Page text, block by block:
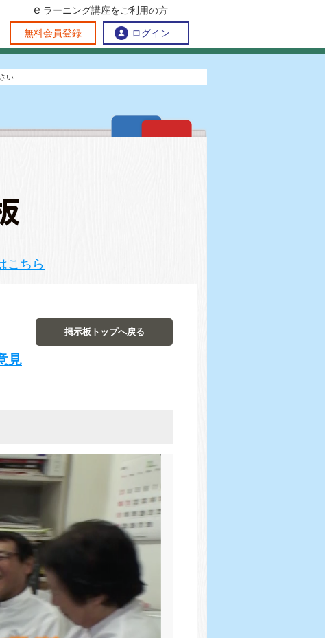
すすめする理由
問い合わせ
連携交流ひろば
方創生交流掲示板
ｅ ラーニング講座をご利用の方
無料会員登録 ログイン
い
こちら
見
掲示板トップへ戻る